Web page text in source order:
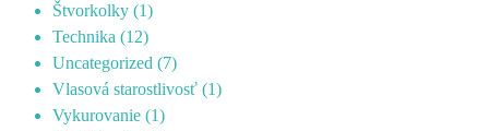
Štvorkolky (1)
Technika (12)
Uncategorized (7)
Vlasová starostlivosť (1)
Vykurovanie (1)